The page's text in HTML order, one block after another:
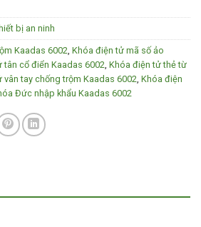
bị an ninh
Kaadas 6002 Khóa điện tử mã số ảo
tân cổ điển Kaadas 6002 Khóa điện tử thẻ từ
vân tay chống trộm Kaadas 6002 Khóa điện
Đức nhập khẩu Kaadas 6002